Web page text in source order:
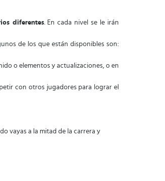
diferentes. En cada nivel se le irán
de los que están disponibles son:
o elementos y actualizaciones, o en
con otros jugadores para lograr el
vayas a la mitad de la carrera y